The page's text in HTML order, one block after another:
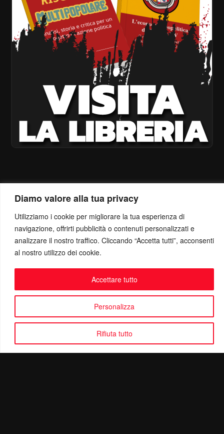
Diamo valore alla tua privacy
Utilizziamo i cookie per migliorare la tua esperienza di
navigazione, offrirti pubblicità o contenuti personalizzati e
analizzare il nostro traffico. Cliccando “Accetta tutti”, acconsenti
al nostro utilizzo dei cookie.
Personalizza
Rifiuta tutto
Accettare tutto